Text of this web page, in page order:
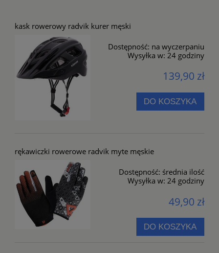
kask rowerowy radvik kurer męski
Dostępność: na wyczerpaniu
Wysyłka w: 24 godziny
139,90 zł
DO KOSZYKA
rękawiczki rowerowe radvik myte męskie
Dostępność: średnia ilość
Wysyłka w: 24 godziny
49,90 zł
DO KOSZYKA